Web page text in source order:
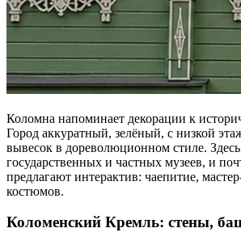
Коломна напоминает декорации к
Город аккуратный, зелёный, с низкой
вывесок в дореволюционном стиле. Здесь
государственных и частных музеев, и
предлагают интерактив: чаепитие,
костюмов.
Коломенский Кремль: стены,